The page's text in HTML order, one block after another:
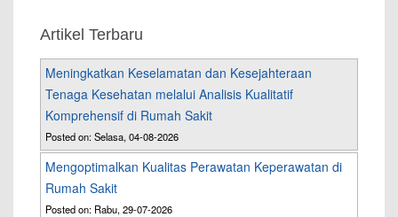
Artikel Terbaru
Meningkatkan Keselamatan dan Kesejahteraan
Tenaga Kesehatan melalui Analisis Kualitatif
Komprehensif di Rumah Sakit
Posted on: Selasa, 04-08-2026
Mengoptimalkan Kualitas Perawatan Keperawatan di
Rumah Sakit
Posted on: Rabu, 29-07-2026